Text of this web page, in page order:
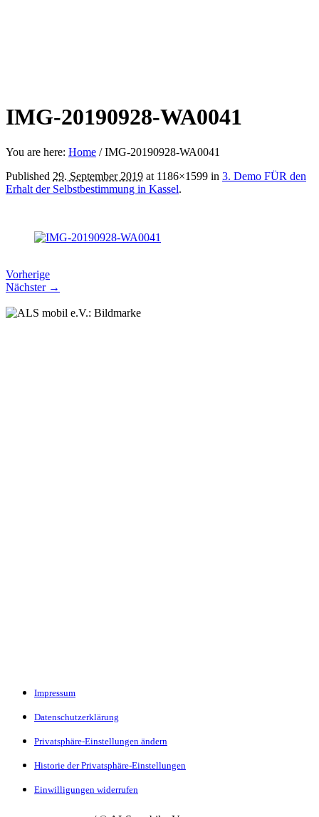
IMG-20190928-WA0041
You are here: Home /IMG-20190928-WA0041
Published 29. September 2019 at 1186×1599 in 3. Demo FÜR den
Erhalt der Selbstbestimmung in Kassel.
Vorherige
Nächster →
Impressum
Datenschutzerklärung
Privatsphäre-Einstellungen ändern
Historie der Privatsphäre-Einstellungen
Einwilligungen widerrufen